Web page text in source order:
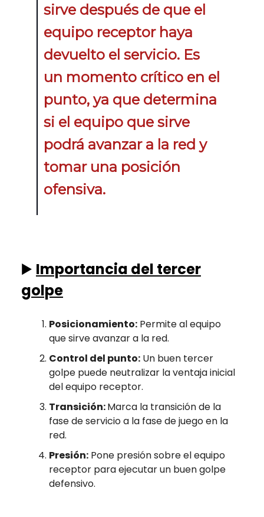
sirve después de que el
equipo receptor haya
devuelto el servicio. Es
un momento crítico en el
punto, ya que determina
si el equipo que sirve
podrá avanzar a la red y
tomar una posición
ofensiva.
▶️ Importancia del tercer
golpe
Posicionamiento: Permite al equipo
que sirve avanzar a la red.
Control del punto: Un buen tercer
golpe puede neutralizar la ventaja inicial
del equipo receptor.
Transición:Marca la transición de la
fase de servicio a la fase de juego en la
red.
Presión: Pone presión sobre el equipo
receptor para ejecutar un buen golpe
defensivo.